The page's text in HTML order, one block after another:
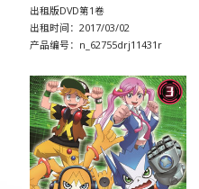
出租版DVD第1卷
出租时间：2017/03/02
产品编号：n_62755drj11431r